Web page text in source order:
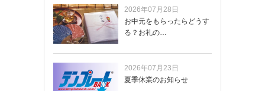
2026年07月28日
お中元をもらったらどうす
る？お礼の…
2026年07月23日
夏季休業のお知らせ